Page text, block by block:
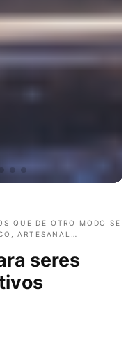
QUE DE OTRO MODO SE
ARTESANAL…
seres